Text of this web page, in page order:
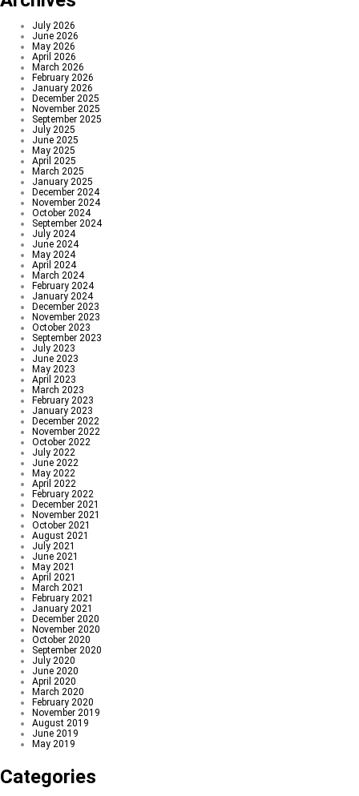
July 2026
June 2026
May 2026
April 2026
March 2026
February 2026
January 2026
December 2025
November 2025
September 2025
July 2025
June 2025
May 2025
April 2025
March 2025
January 2025
December 2024
November 2024
October 2024
September 2024
July 2024
June 2024
May 2024
April 2024
March 2024
February 2024
January 2024
December 2023
November 2023
October 2023
September 2023
July 2023
June 2023
May 2023
April 2023
March 2023
February 2023
January 2023
December 2022
November 2022
October 2022
July 2022
June 2022
May 2022
April 2022
February 2022
December 2021
November 2021
October 2021
August 2021
July 2021
June 2021
May 2021
April 2021
March 2021
February 2021
January 2021
December 2020
November 2020
October 2020
September 2020
July 2020
June 2020
April 2020
March 2020
February 2020
November 2019
August 2019
June 2019
May 2019
Categories